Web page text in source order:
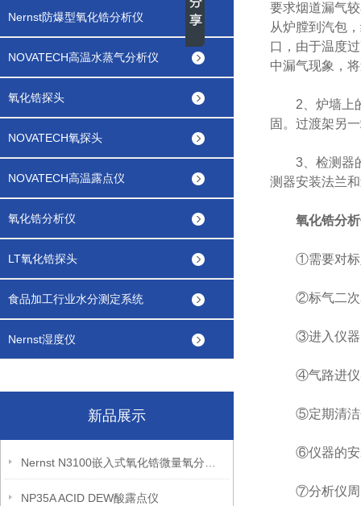
Nernst防爆型氧化锆分析仪
NOVATECH高温水蒸气分析仪
氧化锆探头
NOVATECH氧探头
NOVATECH高温露点仪
氧化锆分析仪
LT氧化锆探头
食品加工行业水分测定系统
Nernst湿度仪
新品展示
NP35A ACID DEW酸露点仪
要求烟道漏气
从炉膛到汽包
口，由于温度
中漏气现象，
2、炉墙上的
固。过渡架另
3、检测器的
测器安装法兰
氧化锆分
①需要对标定
②标气二次表
③进入仪器的
④气路进仪器
⑤定期清洁分
⑥仪器的安装
⑦分析仪周围